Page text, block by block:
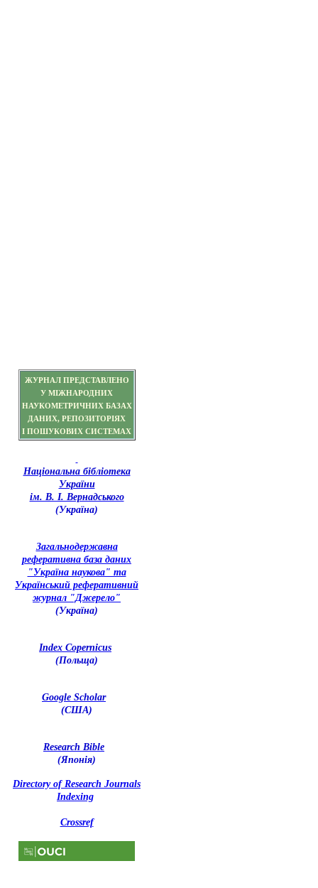
ЖУРНАЛ ПРЕДСТАВЛЕНО
У МІЖНАРОДНИХ
НАУКОМЕТРИЧНИХ БАЗАХ
ДАНИХ, РЕПОЗИТОРІЯХ
І ПОШУКОВИХ СИСТЕМАХ
Національна бібліотека
України
ім. В. І. Вернадського
(Україна)
Загальнодержавна
реферативна база даних
"Україна наукова" та
Український реферативний
журнал "Джерело"
(Україна)
Index Copernicus
(Польща)
Google Scholar
(США)
Research Bible
(Японія)
Directory of Research Journals
Indexing
Crossref